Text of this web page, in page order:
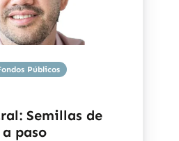
Públicos
Semillas de
a paso